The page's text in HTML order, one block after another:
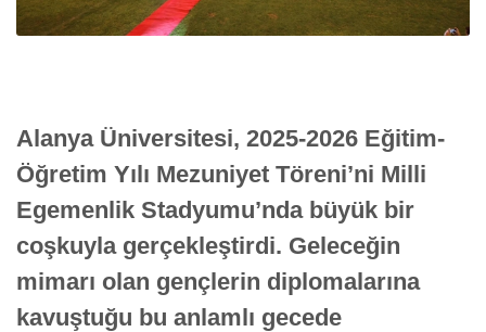
Alanya Üniversitesi, 2025-2026 Eğitim-
Öğretim Yılı Mezuniyet Töreni’ni Milli
Egemenlik Stadyumu’nda büyük bir
coşkuyla gerçekleştirdi. Geleceğin
mimarı olan gençlerin diplomalarına
kavuştuğu bu anlamlı gecede